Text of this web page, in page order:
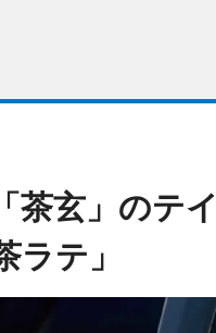
茶玄」のテ
ラテ」